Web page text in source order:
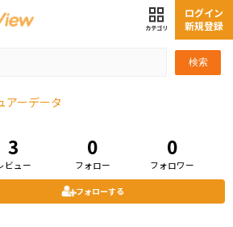
検索
ログイン
新規登録
アーデータ
3
ビュー
0
フォロー
0
フォロワー
フォローする